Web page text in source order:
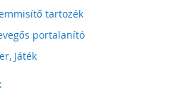
tartozék
portalanító
Játék